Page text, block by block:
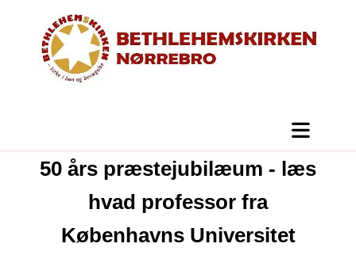
50 års præstejubilæum - læs
hvad professor fra
Københavns Universitet